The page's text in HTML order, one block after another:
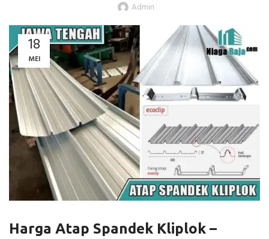
Admin
18
MEI
Harga Atap Spandek Kliplok –